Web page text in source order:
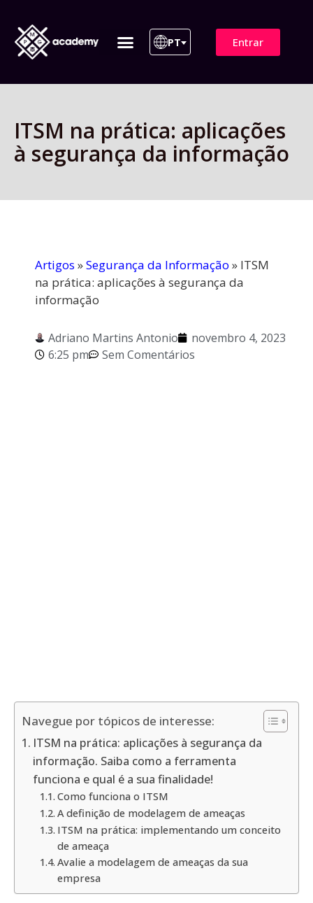
PT Entrar
ITSM na prática: aplicações
à segurança da informação
Artigos »Segurança da Informação » ITSM
na prática: aplicações à segurança da
informação
Adriano Martins Antonio
novembro 4, 2023
6:25 pm
Sem Comentários
Navegue por tópicos de interesse:
ITSM na prática: aplicações à segurança da
informação. Saiba como a ferramenta
funciona e qual é a sua finalidade!
Como funciona o ITSM
A definição de modelagem de ameaças
ITSM na prática: implementando um conceito
de ameaça
Avalie a modelagem de ameaças da sua
empresa